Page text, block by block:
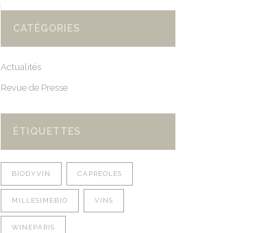
CATÉGORIES
Actualités
Revue de Presse
ÉTIQUETTES
BIODYVIN CAPREOLES
MILLESIMEBIO VINS
WINEPARIS